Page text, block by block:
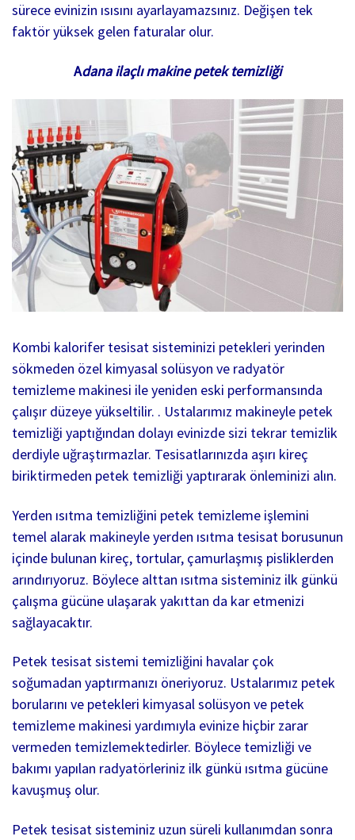
sürece evinizin ısısını ayarlayamazsınız. Değişen tek
faktör yüksek gelen faturalar olur.
Adana ilaçlı makine petek temizliği
Kombi kalorifer tesisat sisteminizi petekleri yerinden
sökmeden özel kimyasal solüsyon ve radyatör
temizleme makinesi ile yeniden eski performansında
çalışır düzeye yükseltilir. . Ustalarımız makineyle petek
temizliği yaptığından dolayı evinizde sizi tekrar temizlik
derdiyle uğraştırmazlar. Tesisatlarınızda aşırı kireç
biriktirmeden petek temizliği yaptırarak önleminizi alın.
Yerden ısıtma temizliğini petek temizleme işlemini
temel alarak makineyle yerden ısıtma tesisat borusunun
içinde bulunan kireç, tortular, çamurlaşmış pisliklerden
arındırıyoruz. Böylece alttan ısıtma sisteminiz ilk günkü
çalışma gücüne ulaşarak yakıttan da kar etmenizi
sağlayacaktır.
Petek tesisat sistemi temizliğini havalar çok
soğumadan yaptırmanızı öneriyoruz. Ustalarımız petek
borularını ve petekleri kimyasal solüsyon ve petek
temizleme makinesi yardımıyla evinize hiçbir zarar
vermeden temizlemektedirler. Böylece temizliği ve
bakımı yapılan radyatörleriniz ilk günkü ısıtma gücüne
kavuşmuş olur.
Petek tesisat sisteminiz uzun süreli kullanımdan sonra